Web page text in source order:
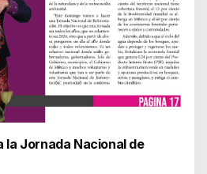
la Jornada Nacional de